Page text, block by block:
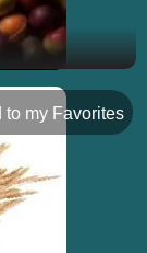
to my Favorites